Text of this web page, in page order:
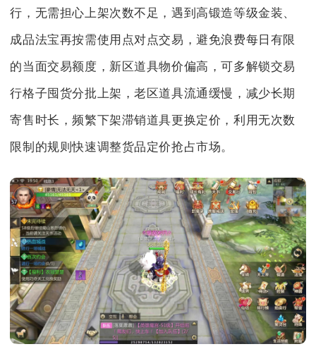
行，无需担心上架次数不足，遇到高锻造等级金装、
成品法宝再按需使用点对点交易，避免浪费每日有限
的当面交易额度，新区道具物价偏高，可多解锁交易
行格子囤货分批上架，老区道具流通缓慢，减少长期
寄售时长，频繁下架滞销道具更换定价，利用无次数
限制的规则快速调整货品定价抢占市场。